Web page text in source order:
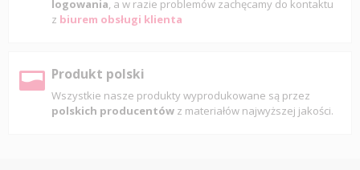
logowania, a w razie problemów zachęcamy do kontaktu
z biurem obsługi klienta
Produkt polski
Wszystkie nasze produkty wyprodukowane są przez
polskich producentów z materiałów najwyższej jakości.